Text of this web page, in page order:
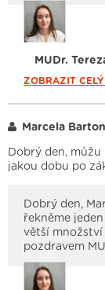
MUDr.
ZOBRAZIT CELÝ
Marcela
Dobrý den,
jakou dobu po
Dobrý den,
řekněme
větší množství
pozdravem